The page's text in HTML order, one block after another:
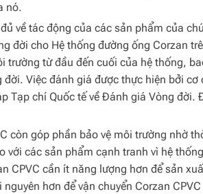
nó.
về tác động của các sản phẩm của
đời cho Hệ thống đường ống Corzan
trường từ đầu đến cuối của hệ thống,
đời. Việc đánh giá được thực hiện bởi
Tạp chí Quốc tế về Đánh giá Vòng đời.
còn góp phần bảo vệ môi trường nhờ
với các sản phẩm cạnh tranh vì hệ
CPVC cần ít năng lượng hơn để sản
hơn để vận chuyển Corzan